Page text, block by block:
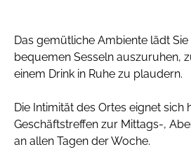
Das gemütliche Ambiente lädt Sie
bequemen Sesseln auszuruhen,
einem Drink in Ruhe zu plaudern.
Die Intimität des Ortes eignet
Geschäftstreffen zur Mittags-,
an allen Tagen der Woche.